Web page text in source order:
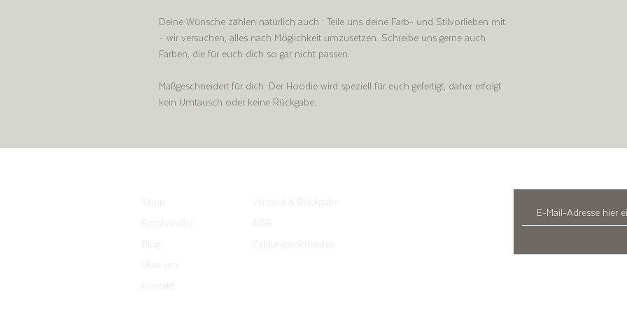
Deine Wünsche zählen natürlich auch : Teile uns deine Farb- und Stilvorlieben mit
– wir versuchen, alles nach Möglichkeit umzusetzen. Schreibe uns gerne auch
Farben, die für euch dich so gar nicht passen.
Maßgeschneidert für dich: Der Hoodie wird speziell für euch gefertigt, daher erfolgt
kein Umtausch oder keine Rückgabe.
Shop
Fachhändler
Blog
Über uns
Kontakt
Versand & Rückgabe
AGB
Zahlungsmethoden